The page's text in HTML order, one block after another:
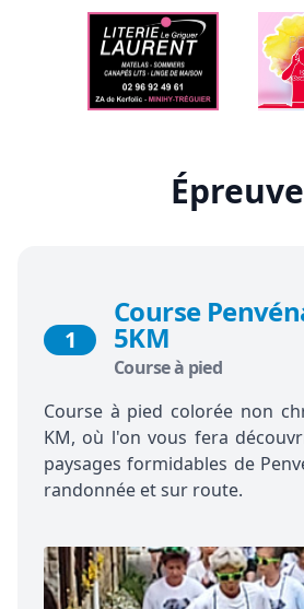
1
Course
5KM
Course à pied
Course à pied colorée non
KM, où l'on vous fera
paysages formidables de
randonnée et sur route.